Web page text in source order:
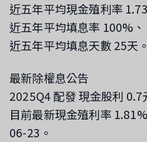
近五年平均現金殖利率
近五年平均填息率 100%、
近五年平均填息天數 25天。
最新除權息公告
2025Q4 配發 現金股利 0.7
目前最新現金殖利率 1.81%
06-23 。